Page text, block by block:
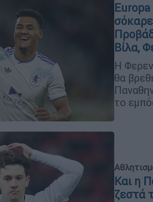
Βίλα,
Η
θα
το
Και η
ζεστά